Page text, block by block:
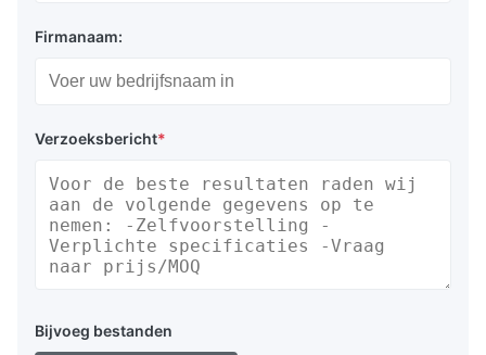
Firmanaam:
Verzoeksbericht*
Bijvoeg bestanden